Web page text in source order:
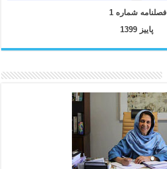
فصلنامه شماره 1
پاییز 1399